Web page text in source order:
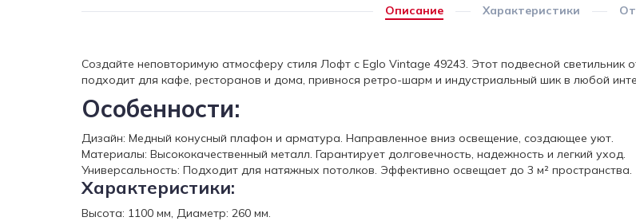
Описание Характеристики
Создайте неповторимую атмосферу стиля Лофт с Eglo Vintage 49243. Этот подвесной светильник
подходит для кафе, ресторанов и дома, привнося ретро-шарм и индустриальный шик в любой
Особенности:
Дизайн: Медный конусный плафон и арматура. Направленное вниз освещение, создающее уют.
Материалы: Высококачественный металл. Гарантирует долговечность, надежность и легкий уход.
Универсальность: Подходит для натяжных потолков. Эффективно освещает до 3 м² пространства.
Характеристики:
Высота: 1100 мм, Диаметр: 260 мм.